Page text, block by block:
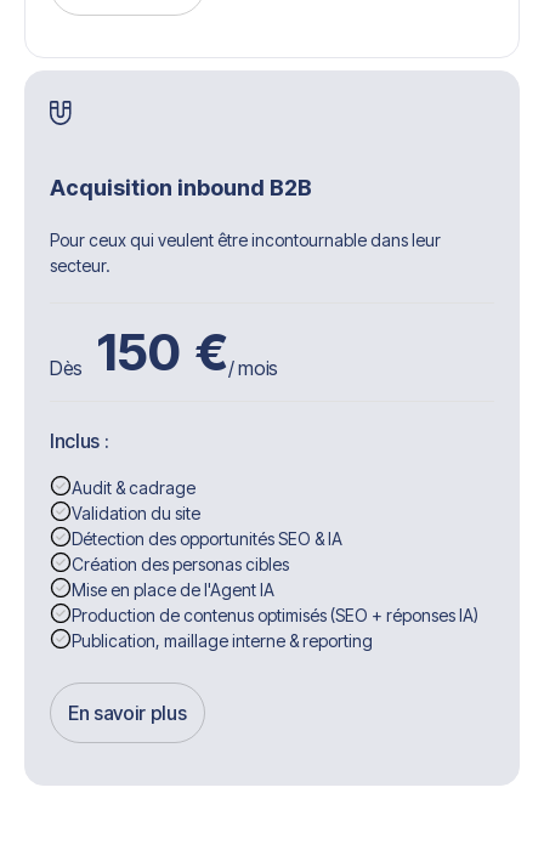
Get Started
Acquisition inbound B2B
Pour ceux qui veulent être incontournable dans leur
secteur.
Dès 150 €/ mois
Inclus :
Audit & cadrage
Validation du site
Détection des opportunités SEO & IA
Création des personas cibles
Mise en place de l'Agent IA
Production de contenus optimisés (SEO + réponses IA)
Publication, maillage interne & reporting
En savoir plus
Get Started